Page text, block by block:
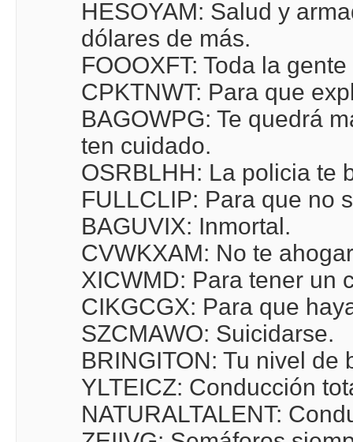
HESOYAM: Salud y
dólares de más.
FOOOXFT: Toda la
CPKTNWT: Para que
BAGOWPG: Te quedrá
ten cuidado.
OSRBLHH: La policia te
FULLCLIP: Para que no
BAGUVIX: Inmortal.
CVWKXAM: No te
XICWMD: Para tener un
CIKGCGX: Para que
SZCMAWO: Suicidarse.
BRINGITON: Tu nivel de
YLTEICZ: Conducción
NATURALTALENT: